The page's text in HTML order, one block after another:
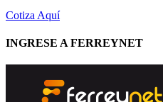
Cotiza Aquí
INGRESE A FERREYNET